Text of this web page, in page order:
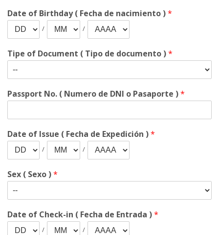
Date of Birthday ( Fecha de nacimiento )*
/ /
Tipe of Document ( Tipo de documento )*
Passport No. ( Numero de DNI o Pasaporte )*
Date of Issue ( Fecha de Expedición )*
/ /
Sex ( Sexo )*
Date of Check-in ( Fecha de Entrada )*
/ /